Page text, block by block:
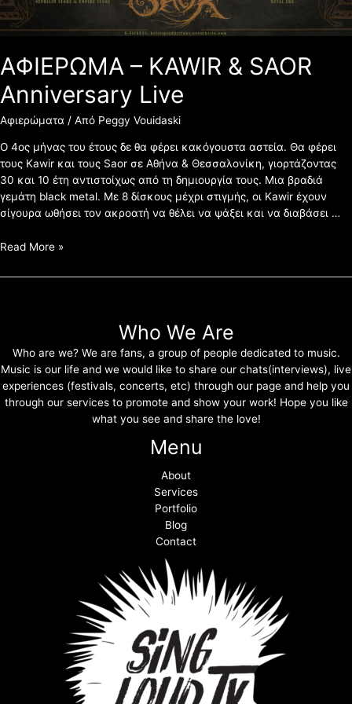
ΑΦΙΕΡΩΜΑ – KAWIR & SAOR
Anniversary Live
Αφιερώματα / Από Peggy Vouidaski
Ο 4ος μήνας του έτους δε θα φέρει κακόγουστα αστεία. Θα φέρει
τους Kawir και τους Saor σε Αθήνα & Θεσσαλονίκη, γιορτάζοντας
30 και 10 έτη αντιστοίχως από τη δημιουργία τους. Μια βραδιά
γεμάτη black metal. Με 8 δίσκους μέχρι στιγμής, οι Kawir έχουν
σίγουρα ωθήσει τον ακροατή να θέλει να ψάξει και να διαβάσει …
Read More »
Who We Are
Who are we? We are fans, a group of people dedicated to music.
Music is our life and we would like to share our chats(interviews), live
experiences (festivals, concerts, etc) through our page and help you
through our services to promote and show your work! Hope you like
what you see and share the love!
Menu
About
Services
Portfolio
Blog
Contact